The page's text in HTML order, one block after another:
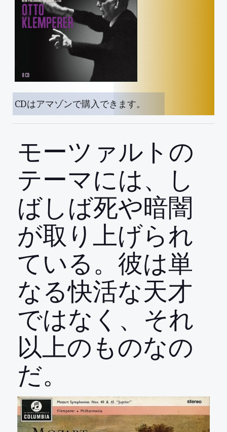
CDはアマゾンで購入できます。
モーツァルトの
テーマには、し
ばしば死や暗闇
が取り上げられ
ている。彼は単
なる快活な天才
ではなく、それ
以上のものなの
だ。